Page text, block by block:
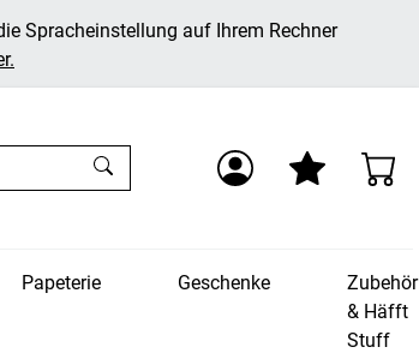
Spracheinstellung auf Ihrem Rechner
Papeterie Geschenke
Zubehör
& Häfft
Stuff